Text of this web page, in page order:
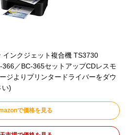
インクジェット複合機 TS3730
／BC-365セットアップCDレスモ
ジよりプリンタードライバーをダウ
い)
で価格を見る